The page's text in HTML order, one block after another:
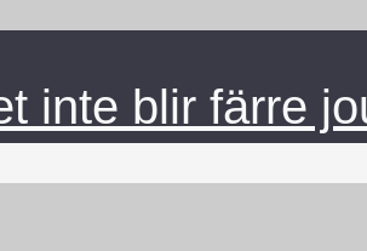
inte blir färre